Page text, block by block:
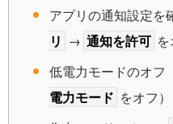
アプリの通知設定を
リ → 通知を許可 を
低電力モードのオフ
電力モード をオフ）